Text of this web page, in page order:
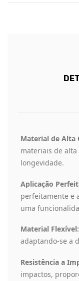
Material de Alta
materiais de
longevidade.
Aplicação
perfeitamente e
uma
Material Flexível:
adaptando-se a
Resistência a
impactos,